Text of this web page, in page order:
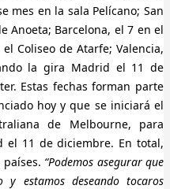
mes en la sala Pelícano; San
Anoeta; Barcelona, el 7 en el
Coliseo de Atarfe; Valencia,
la gira Madrid el 11 de
Estas fechas forman parte
hoy y que se iniciará el
de Melbourne, para
el 11 de diciembre. En total,
“Podemos asegurar que
estamos deseando tocaros